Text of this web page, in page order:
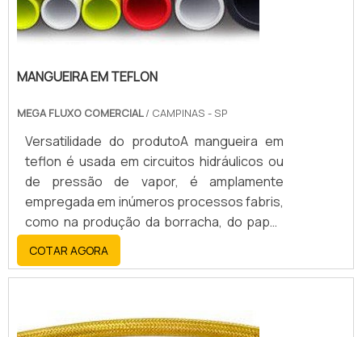
MANGUEIRA EM TEFLON
MEGA FLUXO COMERCIAL/ CAMPINAS - SP
Versatilidade do produtoA mangueira em
teflon é usada em circuitos hidráulicos ou
de pressão de vapor, é amplamente
empregada em inúmeros processos fabris,
como na produção da borracha, do papel,
em confecções têxteis, diesel e produção
de motores elétricos. Ainda é empregada
na indústria química, telecomunicações,
mecânica.Principais característicasA
COTAR AGORA